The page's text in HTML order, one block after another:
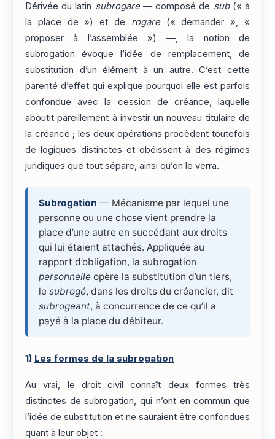
Dérivée du latin subrogare— composé de sub(« à
la place de ») et de rogare(« demander », «
proposer à l’assemblée ») —, la notion de
subrogation évoque l’idée de remplacement, de
substitution d’un élément à un autre. C’est cette
parenté d’effet qui explique pourquoi elle est parfois
confondue avec la cession de créance, laquelle
aboutit pareillement à investir un nouveau titulaire de
la créance ; les deux opérations procèdent toutefois
de logiques distinctes et obéissent à des régimes
juridiques que tout sépare, ainsi qu’on le verra.
Subrogation — Mécanisme par lequel une
personne ou une chose vient prendre la
place d’une autre en succédant aux droits
qui lui étaient attachés. Appliquée au
rapport d’obligation, la subrogation
personnelle opère la substitution d’un tiers,
le subrogé, dans les droits du créancier, dit
subrogeant, à concurrence de ce qu’il a
payé à la place du débiteur.
1) Les formes de la subrogation
Au vrai, le droit civil connaît deux formes très
distinctes de subrogation, qui n’ont en commun que
l’idée de substitution et ne sauraient être confondues
quant à leur objet :